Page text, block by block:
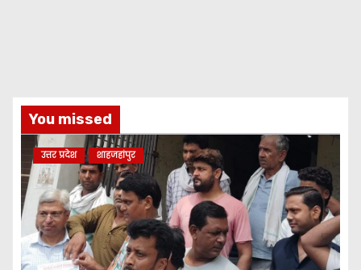
You missed
उत्तर प्रदेश शाहजहांपुर